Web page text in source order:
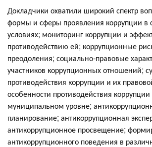
Докладчики охватили широкий спектр
формы и сферы проявления коррупции в
условиях; мониторинг коррупции и
противодействию ей; коррупционные
преодоления; социально-правовые
участников коррупционных отношений;
противодействия коррупции и их
особенности противодействия
муниципальном уровне;
планирование; антикоррупционная
антикоррупционное просвещение;
антикоррупционного поведения в